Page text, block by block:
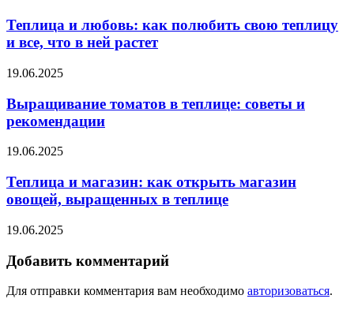
Теплица и любовь: как полюбить свою теплицу
и все, что в ней растет
19.06.2025
Выращивание томатов в теплице: советы и
рекомендации
19.06.2025
Теплица и магазин: как открыть магазин
овощей, выращенных в теплице
19.06.2025
Добавить комментарий
Для отправки комментария вам необходимо авторизоваться.